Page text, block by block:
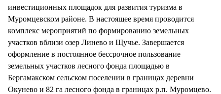
инвестиционных площадок для развития туризма в
Муромцевском районе. В настоящее время проводится
комплекс мероприятий по формированию земельных
участков вблизи озер Линево и Щучье. Завершается
оформление в постоянное бессрочное пользование
земельных участков лесного фонда площадью в
Бергамакском сельском поселении в границах деревни
Окунево и 82 га лесного фонда в границах р.п. Муромцево.